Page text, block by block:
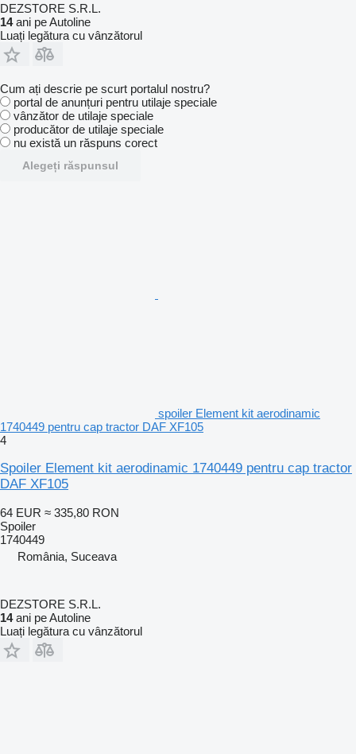
DEZSTORE S.R.L.
14ani pe Autoline
Luați legătura cu vânzătorul
Cum ați descrie pe scurt portalul nostru?
portal de anunțuri pentru utilaje speciale
vânzător de utilaje speciale
producător de utilaje speciale
nu există un răspuns corect
Alegeți răspunsul
spoiler Element kit aerodinamic
1740449 pentru cap tractor DAF XF105
4
Spoiler Element kit aerodinamic 1740449 pentru cap tractor
DAF XF105
64 EUR ≈ 335,80 RON
Spoiler
1740449
România, Suceava
DEZSTORE S.R.L.
14ani pe Autoline
Luați legătura cu vânzătorul